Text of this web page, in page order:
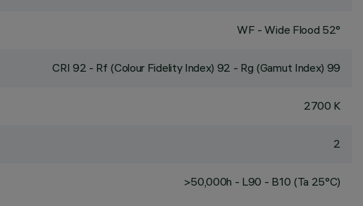
WF - Wide Flood 52°
CRI 92 - Rf (Colour Fidelity Index) 92 - Rg (Gamut Index) 99
2700 K
2
>50,000h - L90 - B10 (Ta 25°C)